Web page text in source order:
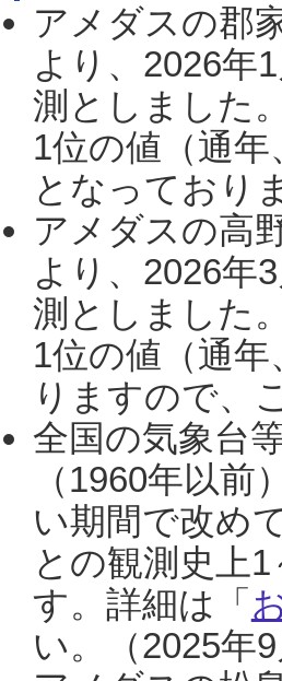
アメダスの郡
より、2026年
測としました
1位の値（通
となっており
アメダスの高
より、2026年
測としました
1位の値（通
りますので、
全国の気象台
（1960年以
い期間で改め
との観測史上
す。詳細は「
い。（2025年9